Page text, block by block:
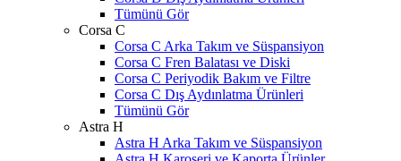
Tümünü Gör
Corsa C
Corsa C Arka Takım ve Süspansiyon
Corsa C Fren Balatası ve Diski
Corsa C Periyodik Bakım ve Filtre
Corsa C Dış Aydınlatma Ürünleri
Tümünü Gör
Astra H
Astra H Arka Takım ve Süspansiyon